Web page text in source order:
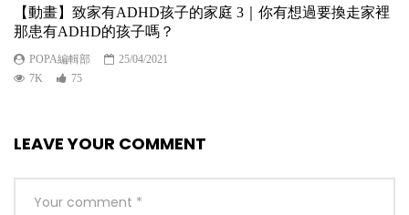
【動畫】致家有ADHD孩子的家庭 3｜你有想過要換走家裡
那患有ADHD的孩子嗎？
POPA編輯部
25/04/2021
7K
75
LEAVE YOUR COMMENT